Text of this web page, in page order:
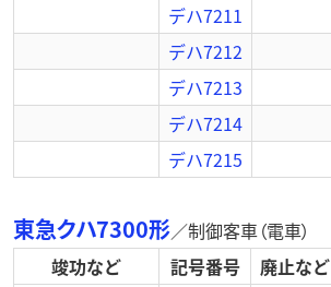
デハ7211
デハ7212
デハ7213
デハ7214
デハ7215
東急クハ7300形／制御客車（電車）
竣功など
記号番号
廃止など